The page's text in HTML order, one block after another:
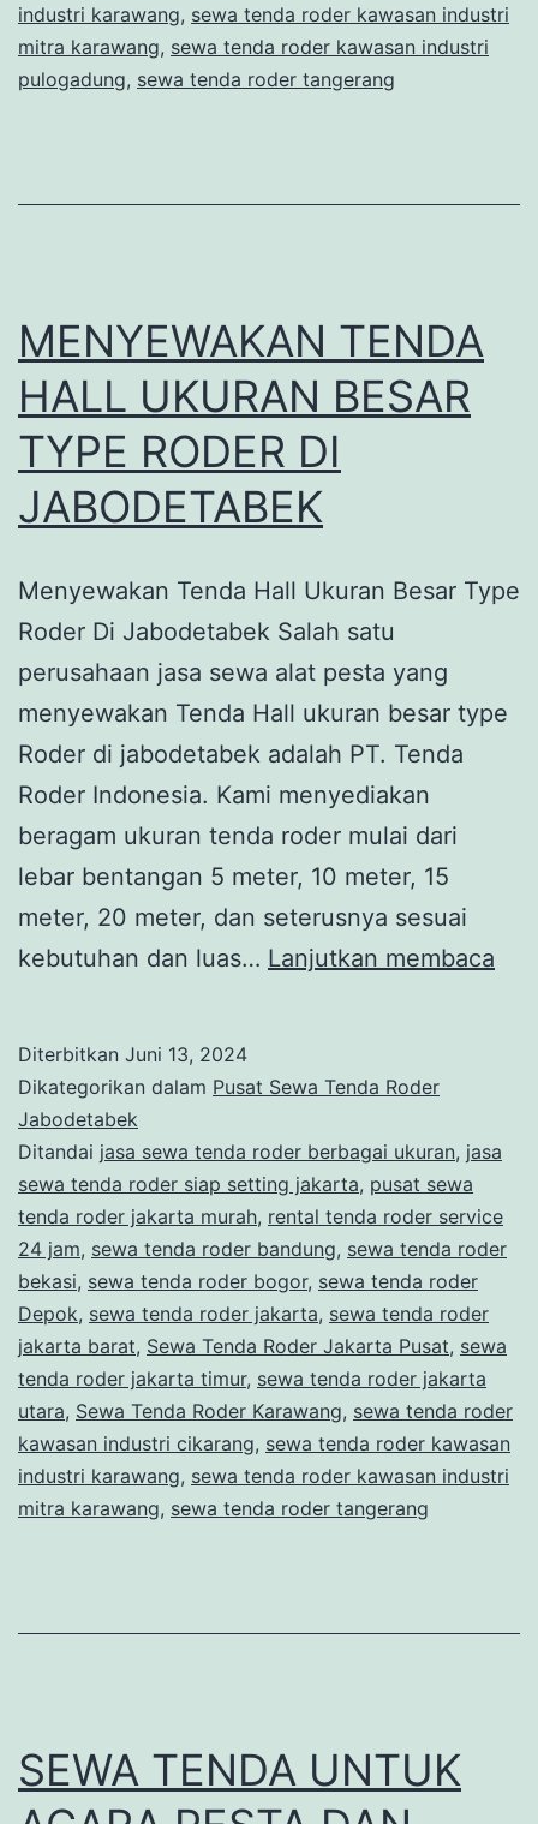
industri karawang, sewa tenda roder kawasan industri
mitra karawang, sewa tenda roder kawasan industri
pulogadung, sewa tenda roder tangerang
MENYEWAKAN TENDA
HALL UKURAN BESAR
TYPE RODER DI
JABODETABEK
Menyewakan Tenda Hall Ukuran Besar Type
Roder Di Jabodetabek Salah satu
perusahaan jasa sewa alat pesta yang
menyewakan Tenda Hall ukuran besar type
Roder di jabodetabek adalah PT. Tenda
Roder Indonesia. Kami menyediakan
beragam ukuran tenda roder mulai dari
lebar bentangan 5 meter, 10 meter, 15
meter, 20 meter, dan seterusnya sesuai
kebutuhan dan luas… Lanjutkan membaca
DI
Diterbitkan Juni 13, 2024
Dikategorikan dalam Pusat Sewa Tenda Roder
Jabodetabek
Ditandai jasa sewa tenda roder berbagai ukuran, jasa
sewa tenda roder siap setting jakarta, pusat sewa
tenda roder jakarta murah, rental tenda roder service
24 jam, sewa tenda roder bandung, sewa tenda roder
bekasi, sewa tenda roder bogor, sewa tenda roder
Depok, sewa tenda roder jakarta, sewa tenda roder
jakarta barat, Sewa Tenda Roder Jakarta Pusat, sewa
tenda roder jakarta timur, sewa tenda roder jakarta
utara, Sewa Tenda Roder Karawang, sewa tenda roder
kawasan industri cikarang, sewa tenda roder kawasan
industri karawang, sewa tenda roder kawasan industri
mitra karawang, sewa tenda roder tangerang
SEWA TENDA UNTUK